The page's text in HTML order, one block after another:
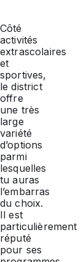
Côté
activités
extrascolaires
et
sportives,
le district
offre
une très
large
variété
d’options
parmi
lesquelles
tu auras
l’embarras
du choix.
Il est
particulièrement
réputé
pour ses